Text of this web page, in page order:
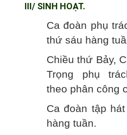
III/ SINH HOẠT.
Ca đoàn phụ
thứ sáu hàng
Chiều thứ Bảy,
Trọng phụ
theo phân công
Ca đoàn tập
hàng tuần.